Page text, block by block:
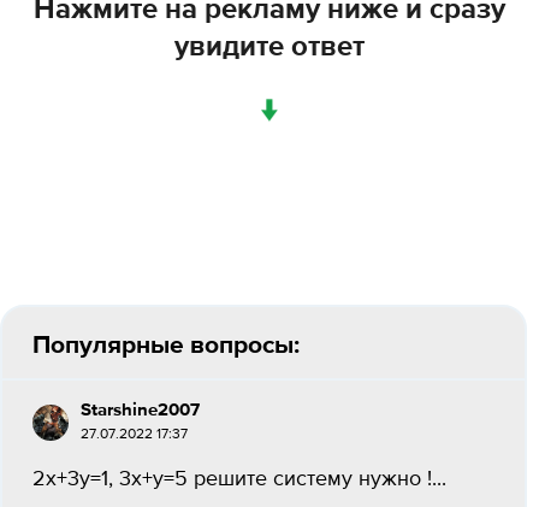
Нажмите на рекламу ниже и сразу
увидите ответ
↓
Популярные вопросы:
Starshine2007
27.07.2022 17:37
2x+3y=1, 3x+y=5 решите систему нужно !...